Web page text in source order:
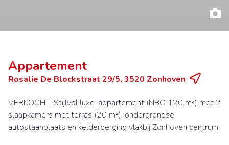
Appartement
Rosalie De Blockstraat 29/5, 3520 Zonhoven
VERKOCHT! Stijlvol luxe-appartement (NBO 120 m²) met 2
slaapkamers met terras (20 m²), ondergrondse
autostaanplaats en kelderberging vlakbij Zonhoven centrum.